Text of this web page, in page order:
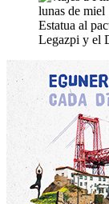
Estatua al
Legazpi y el